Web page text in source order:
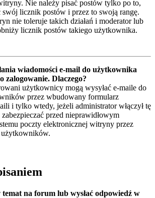
Nie należy pisać postów tylko po to,
licznik postów i przez to swoją rangę.
nie toleruje takich działań i moderator lub
licznik postów takiego użytkownika.
wiadomości e-mail do użytkownika
zalogowanie. Dlaczego?
użytkownicy mogą wysyłać e-maile do
przez wbudowany formularz
i tylko wtedy, jeżeli administrator włączył tę
przed nieprawidłowym
poczty elektronicznej witryny przez
na forum lub wysłać odpowiedź w